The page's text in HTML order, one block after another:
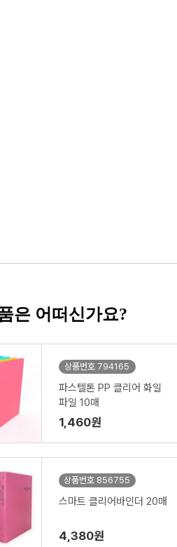
은 어떠신가요?
상품번호 794165
파스텔톤 PP 클리어 화일
파일 10매
1,460원
상품번호 856755
스마트 클리어바인더 20매
4,380원